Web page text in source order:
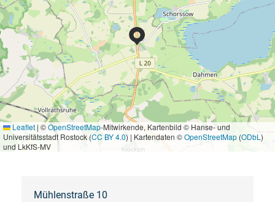
Leaflet | ©OpenStreetMap-Mitwirkende, Kartenbild © Hanse- und
Universitätsstadt Rostock (CC BY 4.0) | Kartendaten ©OpenStreetMap (ODbL )
und LkKfS-MV
Mühlenstraße 10